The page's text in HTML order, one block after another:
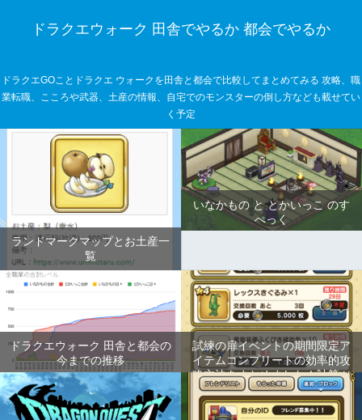
ドラクエウォーク 田舎でやるか 都会でやるか
ドラクエGOことドラクエ ウォークを田舎と都会で比較してまとめてみる 攻略、職
業転職、こころや武器、土産の情報、自宅でのモンスターの倒し方なども載せてい
く予定
ランドマークマップとお土産一
覧
いなかもの と とかいっこ のす
ぺっく
ドラクエウォーク 田舎と都会の
今までの推移
試練の扉イベントの期間限定ア
イテムコンプリートの効率的攻
略方法をまとめました！計算ツ
ールもあります！